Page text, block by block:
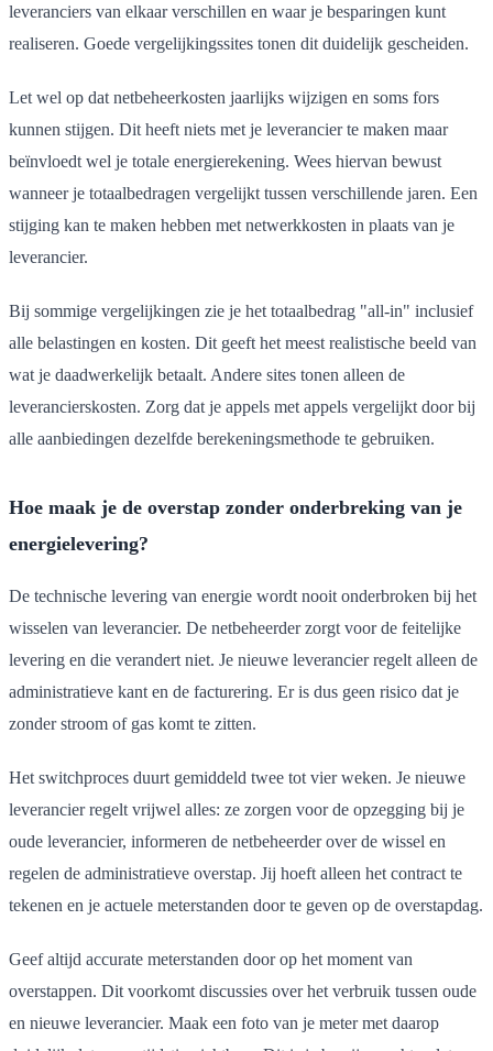
leveranciers van elkaar verschillen en waar je besparingen kunt
realiseren. Goede vergelijkingssites tonen dit duidelijk gescheiden.
Let wel op dat netbeheerkosten jaarlijks wijzigen en soms fors
kunnen stijgen. Dit heeft niets met je leverancier te maken maar
beïnvloedt wel je totale energierekening. Wees hiervan bewust
wanneer je totaalbedragen vergelijkt tussen verschillende jaren. Een
stijging kan te maken hebben met netwerkkosten in plaats van je
leverancier.
Bij sommige vergelijkingen zie je het totaalbedrag "all-in" inclusief
alle belastingen en kosten. Dit geeft het meest realistische beeld van
wat je daadwerkelijk betaalt. Andere sites tonen alleen de
leverancierskosten. Zorg dat je appels met appels vergelijkt door bij
alle aanbiedingen dezelfde berekeningsmethode te gebruiken.
Hoe maak je de overstap zonder onderbreking van je
energielevering?
De technische levering van energie wordt nooit onderbroken bij het
wisselen van leverancier. De netbeheerder zorgt voor de feitelijke
levering en die verandert niet. Je nieuwe leverancier regelt alleen de
administratieve kant en de facturering. Er is dus geen risico dat je
zonder stroom of gas komt te zitten.
Het switchproces duurt gemiddeld twee tot vier weken. Je nieuwe
leverancier regelt vrijwel alles: ze zorgen voor de opzegging bij je
oude leverancier, informeren de netbeheerder over de wissel en
regelen de administratieve overstap. Jij hoeft alleen het contract te
tekenen en je actuele meterstanden door te geven op de overstapdag.
Geef altijd accurate meterstanden door op het moment van
overstappen. Dit voorkomt discussies over het verbruik tussen oude
en nieuwe leverancier. Maak een foto van je meter met daarop